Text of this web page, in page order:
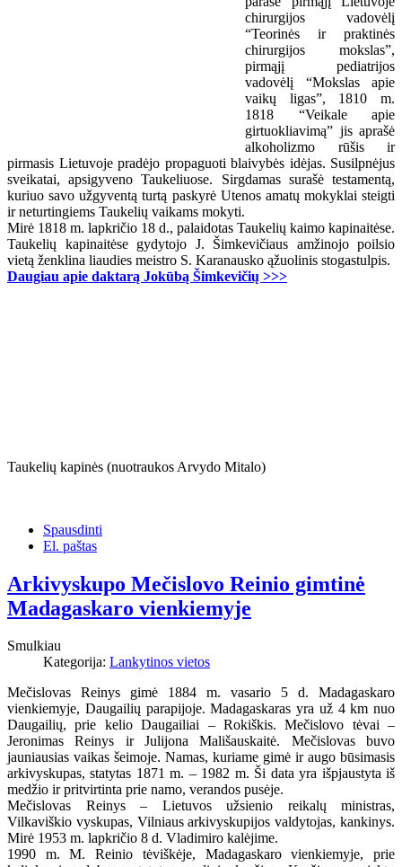
chirurgijos vadovėlį
“Teorinės ir praktinės
chirurgijos mokslas”,
pirmąjį pediatrijos
vadovėlį “Mokslas apie
vaikų ligas”, 1810 m.
1818 “Veikale apie
girtuokliavimą” jis aprašė
alkoholizmo rūšis ir
pirmasis Lietuvoje pradėjo propaguoti blaivybės idėjas. Susilpnėjus
sveikatai, apsigyveno Taukeliuose. Sirgdamas surašė testamentą,
kuriuo savo užgyventą turtą paskyrė Utenos amatų mokyklai steigti
ir neturtingiems Taukelių vaikams mokyti.
Mirė 1818 m. lapkričio 18 d., palaidotas Taukelių kaimo kapinaitėse.
Taukelių kapinaitėse gydytojo J. Šimkevičiaus amžinojo poilsio
vietą ženklina liaudies meistro S. Karanausko ąžuolinis stogastulpis.
Daugiau apie daktarą Jokūbą Šimkevičių >>>
Taukelių kapinės (nuotraukos Arvydo Mitalo)
Spausdinti
El. paštas
Arkivyskupo Mečislovo Reinio gimtinė
Madagaskaro vienkiemyje
Smulkiau
Kategorija: Lankytinos vietos
Mečislovas Reinys gimė 1884 m. vasario 5 d. Madagaskaro
vienkiemyje, Daugailių parapijoje. Madagaskaras yra už 4 km nuo
Daugailių, prie kelio Daugailiai – Rokiškis. Mečislovo tėvai –
Jeronimas Reinys ir Julijona Mališauskaitė. Mečislovas buvo
jauniausias vaikas šeimoje. Namas, kuriame gimė ir augo būsimasis
arkivyskupas, statytas 1871 m. – 1982 m. Ši data yra išpjaustyta iš
medžio ir pritvirtinta prie namo, verandos pusėje.
Mečislovas Reinys – Lietuvos užsienio reikalų ministras,
Vilkaviškio vyskupas, Vilniaus arkivyskupijos valdytojas, kankinys.
Mirė 1953 m. lapkričio 8 d. Vladimiro kalėjime.
1990 m. M. Reinio tėviškėje, Madagaskaro vienkiemyje, prie